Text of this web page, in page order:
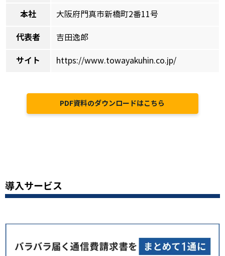
本社 大阪府門真市新橋町2番11号
代表者 吉田逸郎
サイト https://www.towayakuhin.co.jp/
PDF資料のダウンロードはこちら
導入サービス